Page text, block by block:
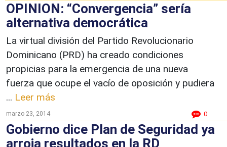
OPINION: “Convergencia” sería
alternativa democrática
La virtual división del Partido Revolucionario
Dominicano (PRD) ha creado condiciones
propicias para la emergencia de una nueva
fuerza que ocupe el vacío de oposición y pudiera
... Leer más
marzo 23, 2014 0
Gobierno dice Plan de Seguridad ya
arroja resultados en la RD